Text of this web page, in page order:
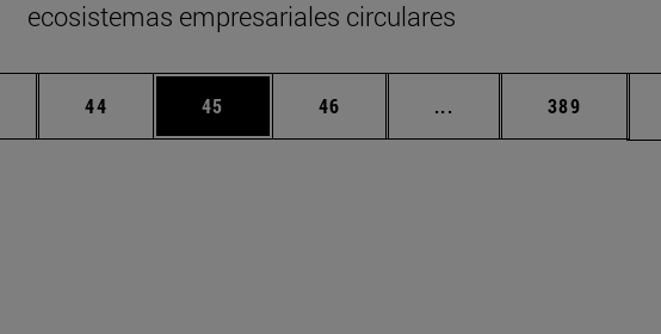
ecosistemas empresariales circulares
Páginas intermedias Use TAB para desplazarse.
Página
44 Página
45 Página
46 ... Páginas intermedias
Página
389